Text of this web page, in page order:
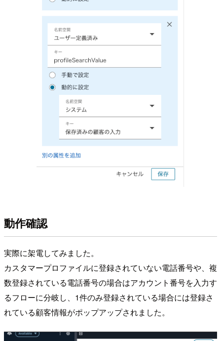
動作確認
実際に架電してみました。
カスタマープロファイルに登録されていない電話番号や、複
数登録されている電話番号の場合はアカウント番号を入力す
るフローに分岐し、1件のみ登録されている場合には登録さ
れている顧客情報がポップアップされました。